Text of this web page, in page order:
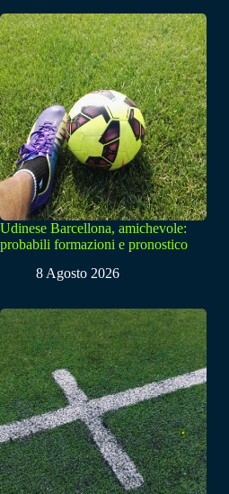
Udinese Barcellona, amichevole:
probabili formazioni e pronostico
8 Agosto 2026